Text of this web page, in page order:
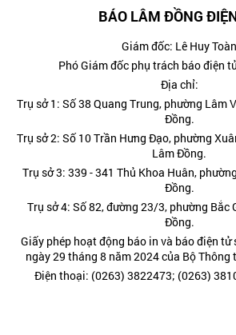
BÁO LÂM ĐỒNG
Giám đốc: Lê Huy Toàn
Phó Giám đốc phụ trách báo điện
Địa chỉ:
Trụ sở 1: Số 38 Quang Trung, phường Lâm
Đồng.
Trụ sở 2: Số 10 Trần Hưng Đạo, phường
Lâm Đồng.
Trụ sở 3: 339 - 341 Thủ Khoa Huân,
Đồng.
Trụ sở 4: Số 82, đường 23/3, phường Bắc
Đồng.
Giấy phép hoạt động báo in và báo điện tử
ngày 29 tháng 8 năm 2024 của Bộ Thông
Điện thoại: (0263) 3822473; (0263)